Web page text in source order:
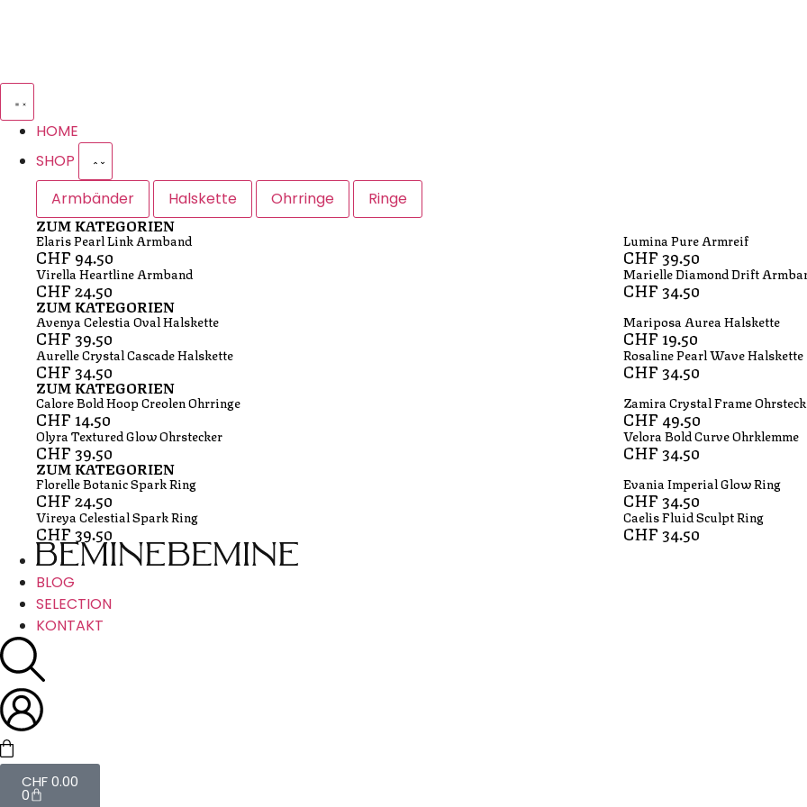
HOME
SHOP
Armbänder
Halskette Ohrringe Ringe
ZUM KATEGORIEN
Elaris Pearl Link Armband
CHF94.50
Lumina Pure Armreif
CHF39.50
Virella Heartline Armband
CHF24.50
Marielle Diamond Drift
CHF34.50
ZUM KATEGORIEN
Avenya Celestia Oval Halskette
CHF39.50
Mariposa Aurea Halskette
CHF19.50
Aurelle Crystal Cascade Halskette
CHF34.50
Rosaline Pearl Wave Halskette
CHF34.50
ZUM KATEGORIEN
Calore Bold Hoop Creolen Ohrringe
CHF14.50
Zamira Crystal Frame
CHF49.50
Olyra Textured Glow Ohrstecker
CHF39.50
Velora Bold Curve Ohrklemme
CHF34.50
ZUM KATEGORIEN
Florelle Botanic Spark Ring
CHF24.50
Evania Imperial Glow Ring
CHF34.50
Vireya Celestial Spark Ring
CHF39.50
Caelis Fluid Sculpt Ring
CHF34.50
BLOG
SELECTION
KONTAKT
CHF0.00
0